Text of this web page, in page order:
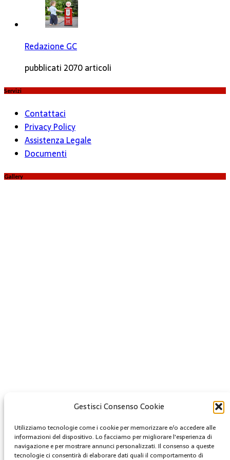
Gestisci Consenso Cookie
Utilizziamo tecnologie come i cookie per memorizzare e/o accedere alle
informazioni del dispositivo. Lo facciamo per migliorare l'esperienza di
navigazione e per mostrare annunci personalizzati. Il consenso a queste
tecnologie ci consentirà di elaborare dati quali il comportamento di
Redazione GC
pubblicati 2070 articoli
Servizi
Contattaci
Privacy Policy
Assistenza Legale
Documenti
Gallery
Questa opera è concessa in licenza con i termini
CC BY 4.0